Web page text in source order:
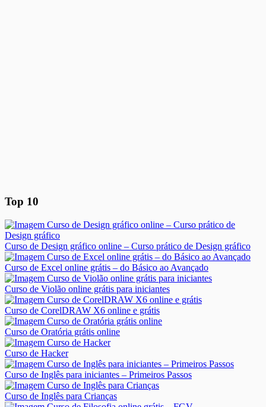
Top 10
Curso de Design gráfico online – Curso prático de Design gráfico
Curso de Excel online grátis – do Básico ao Avançado
Curso de Violão online grátis para iniciantes
Curso de CorelDRAW X6 online e grátis
Curso de Oratória grátis online
Curso de Hacker
Curso de Inglês para iniciantes – Primeiros Passos
Curso de Inglês para Crianças